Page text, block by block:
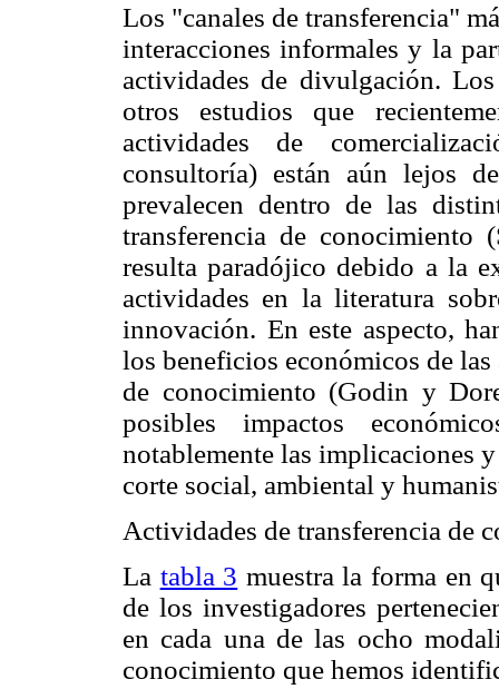
Los "canales de transferencia"
interacciones informales y la
actividades de divulgación.
otros estudios que
actividades de
consultoría) están aún lejos
prevalecen dentro de las
transferencia de conocimiento
resulta paradójico debido a la
actividades en la literatura
innovación. En este aspecto,
los beneficios económicos de
de conocimiento (Godin y
posibles impactos
notablemente las implicaciones
corte social, ambiental y
Actividades de transferencia de
La tabla 3 muestra la forma en
de los investigadores
en cada una de las ocho
conocimiento que hemos